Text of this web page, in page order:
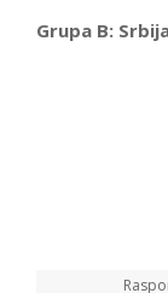
Grupa B: